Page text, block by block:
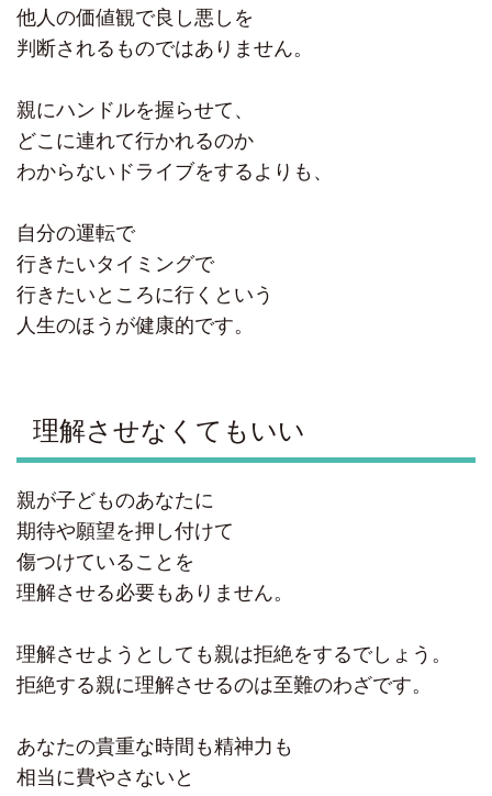
他人の価値観で良し悪しを
判断されるものではありません。
親にハンドルを握らせて、
どこに連れて行かれるのか
わからないドライブをするよりも、
自分の運転で
行きたいタイミングで
行きたいところに行くという
人生のほうが健康的です。
理解させなくてもいい
親が子どものあなたに
期待や願望を押し付けて
傷つけていることを
理解させる必要もありません。
理解させようとしても親は拒絶をするでしょう。
拒絶する親に理解させるのは至難のわざです。
あなたの貴重な時間も精神力も
相当に費やさないと